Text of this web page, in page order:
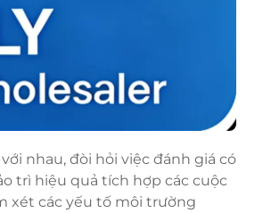
nhau, đòi hỏi việc đánh giá có
trì hiệu quả tích hợp các cuộc
xét các yếu tố môi trường